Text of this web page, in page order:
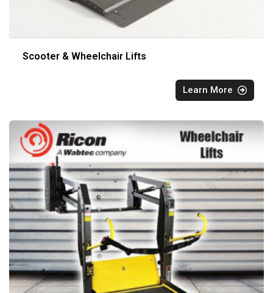
Scooter & Wheelchair Lifts
Learn More